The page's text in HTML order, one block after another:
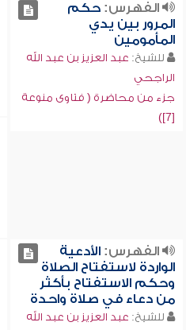
الفهرس:حكم
المرور بين يدي
المأمومين
للشيخ: عبد العزيز بن عبد الله
الراجحي
جزء من محاضرة ( فتاوى منوعة
[7])
الفهرس:الأدعية
الواردة لاستفتاح الصلاة
وحكم الاستفتاح بأكثر
من دعاء في صلاة واحدة
للشيخ: عبد العزيز بن عبد الله